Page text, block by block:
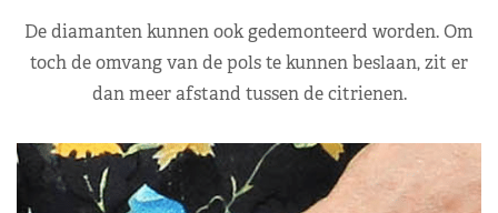
De diamanten kunnen ook gedemonteerd worden. Om
toch de omvang van de pols te kunnen beslaan, zit er
dan meer afstand tussen de citrienen.